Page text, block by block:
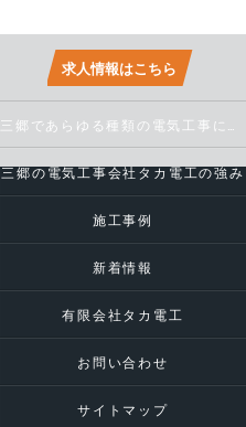
求人情報はこちら
三郷の電気工事会社タカ電工の強み
施工事例
新着情報
有限会社タカ電工
お問い合わせ
サイトマップ